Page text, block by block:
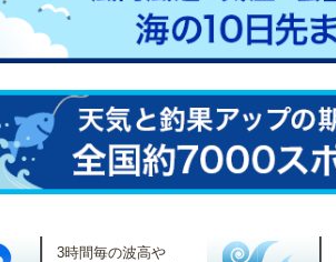
3時間毎の波高や